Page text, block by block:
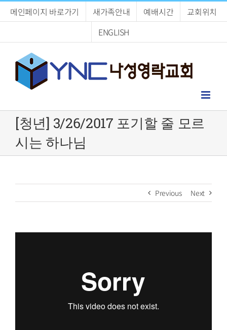
메인페이지 바로가기 새가족안내 예배시간
교회위치
ENGLISH
[청년] 3/26/2017 포기할 줄 모르
시는 하나님
Previous Next